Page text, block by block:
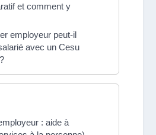
et comment y
employeur peut-il
avec un Cesu
: aide à